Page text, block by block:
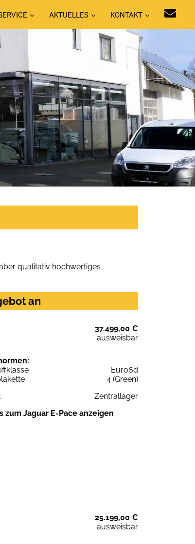
AKTUELLES KONTAKT
qualitativ hochwertiges
an
37.499,00 €
ausweisbar
Euro6d
4 (Green)
Zentrallager
zum Jaguar E-Pace anzeigen
25.199,00 €
ausweisbar